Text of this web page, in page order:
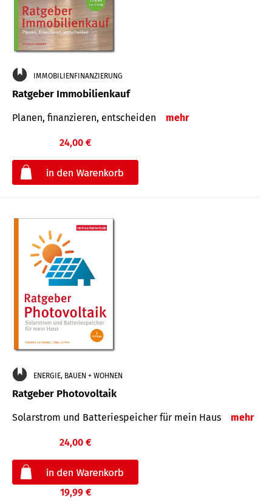
IMMOBILIENFINANZIERUNG
Ratgeber Immobilienkauf
Planen, finanzieren, entscheiden mehr
24,00 €
ENERGIE, BAUEN + WOHNEN
Ratgeber Photovoltaik
Solarstrom und Batteriespeicher für mein Haus mehr
24,00 €
19,99 €